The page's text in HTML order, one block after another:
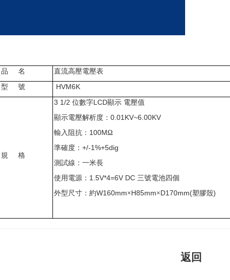
品 名
直流高壓電壓表
型
號 HVM6K
規 格
3 1/2 位數字LCD顯示 電壓值
顯示電壓解析度： 0.01KV~6.00KV
輸入阻抗： 100MΩ
準確度： +/-1%+5dig
測試線：一米長
使用電源： 1.5V*4=6V DC 三號電池四個
外型尺寸：約W160mm×H85mm×D170mm(塑膠殼)